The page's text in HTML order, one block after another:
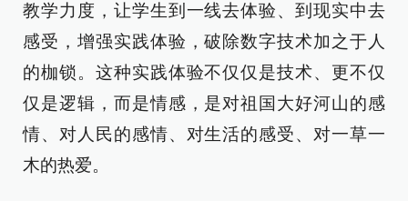
教学力度，让学生到一线去体验、到现实中去
感受，增强实践体验，破除数字技术加之于人
的枷锁。这种实践体验不仅仅是技术、更不仅
仅是逻辑，而是情感，是对祖国大好河山的感
情、对人民的感情、对生活的感受、对一草一
木的热爱。